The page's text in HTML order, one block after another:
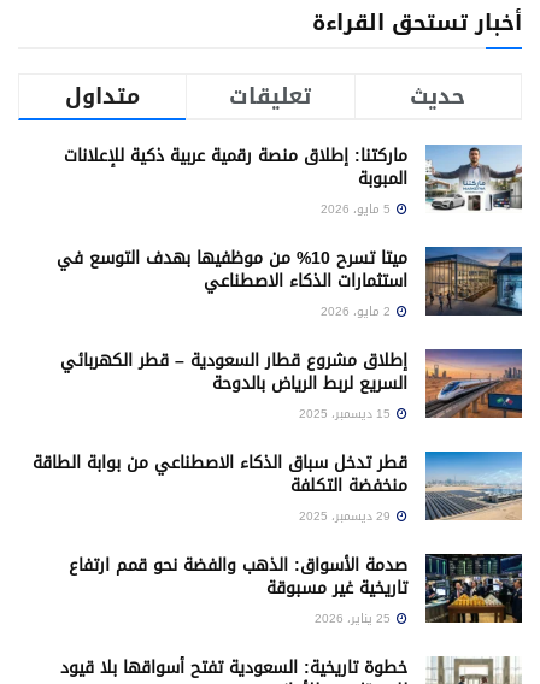
أخبار تستحق القراءة
متداول
تعليقات حديث
ماركتنا: إطلاق منصة رقمية عربية ذكية للإعلانات
المبوبة
ميتا تسرح 10% من موظفيها بهدف التوسع في
استثمارات الذكاء الاصطناعي
إطلاق مشروع قطار السعودية – قطر الكهربائي
السريع لربط الرياض بالدوحة
قطر تدخل سباق الذكاء الاصطناعي من بوابة الطاقة
منخفضة التكلفة
صدمة الأسواق: الذهب والفضة نحو قمم ارتفاع
تاريخية غير مسبوقة
خطوة تاريخية: السعودية تفتح أسواقها بلا قيود